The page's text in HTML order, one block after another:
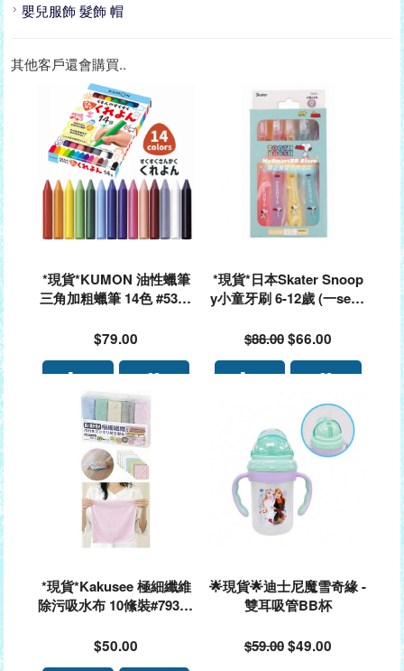
嬰兒服飾 髮飾 帽
其他客戶還會購買..
*現貨*KUMON 油性蠟筆
三角加粗蠟筆 14色 #5343
$79.00
*現貨*日本Skater Snoop
y小童牙刷 6-12歲 (一set 8
$88.00$66.00
*現貨*Kakusee 極細纖維
除污吸水布 10絛裝#79399
$50.00
🌟現貨🌟迪士尼魔雪奇緣 -
雙耳吸管BB杯
$59.00$49.00